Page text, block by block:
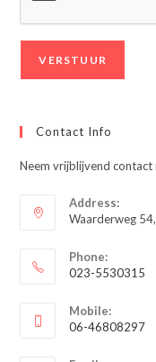
Contact Info
Neem vrijblijvend contact
Address:
Waarderweg
Phone:
023-5530315
in
je
Mobile:
06-46808297